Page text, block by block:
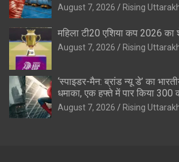
August 7, 2026 Rising
महिला टी20 एशिया कप 2026 का
August 7, 2026 Rising
‘स्पाइडर-मैन: ब्रांड न्यू डे’ का
धमाका, एक हफ्ते में पार किया
August 7, 2026 Rising